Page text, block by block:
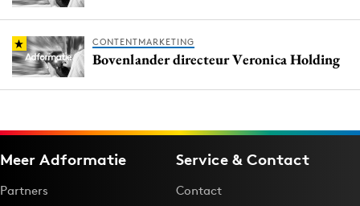
CONTENTMARKETING
Bovenlander directeur Veronica Holding
Meer Adformatie
Partners
Service & Contact
Contact